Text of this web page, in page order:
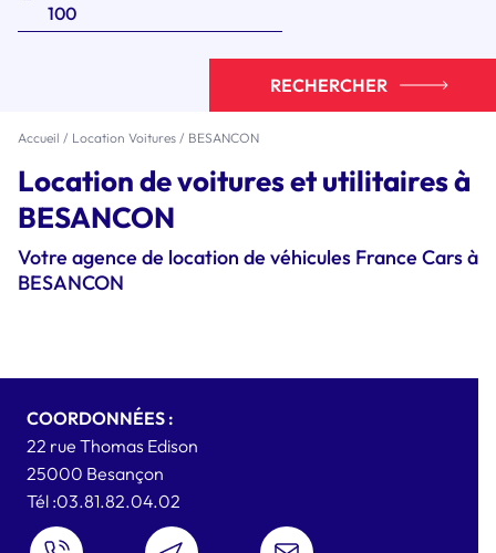
RECHERCHER
Accueil / Location Voitures / BESANCON
Location de voitures et utilitaires à
BESANCON
Votre agence de location de véhicules France Cars à
BESANCON
COORDONNÉES :
22 rue Thomas Edison
25000 Besançon
Tél :03.81.82.04.02
ENVOYER